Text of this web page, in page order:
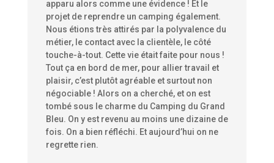
apparu alors comme une évidence ! Et le
projet de reprendre un camping également.
Nous étions très attirés par la polyvalence du
métier, le contact avec la clientèle, le côté
touche-à-tout. Cette vie était faite pour nous !
Tout ça en bord de mer, pour allier travail et
plaisir, c’est plutôt agréable et surtout non
négociable ! Alors on a cherché, et on est
tombé sous le charme du Camping du Grand
Bleu. On y est revenu au moins une dizaine de
fois. On a bien réfléchi. Et aujourd’hui on ne
regrette rien.